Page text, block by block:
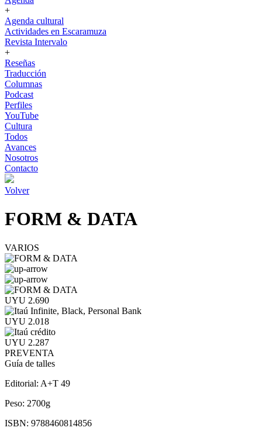
+
Agenda cultural
Actividades en Escaramuza
Revista Intervalo
+
Reseñas
Traducción
Columnas
Podcast
Perfiles
YouTube
Cultura
Todos
Avances
Nosotros
Contacto
Volver
FORM & DATA
VARIOS
UYU 2.690
UYU 2.018
UYU 2.287
PREVENTA
Guía de talles
Editorial: A+T 49
Peso: 2700g
ISBN: 9788460814856